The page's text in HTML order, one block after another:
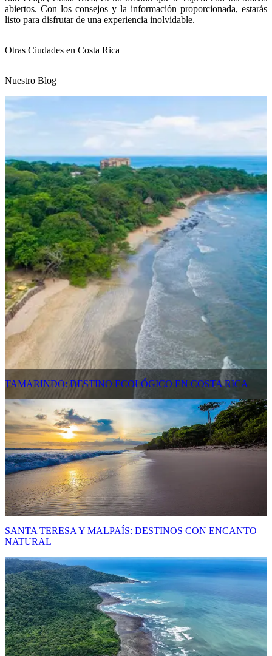
abiertos. Con los consejos y la información proporcionada, estarás
listo para disfrutar de una experiencia inolvidable.
Otras Ciudades en Costa Rica
Nuestro Blog
TAMARINDO: DESTINO ECOLÓGICO EN COSTA RICA
SANTA TERESA Y MALPAÍS: DESTINOS CON ENCANTO
NATURAL